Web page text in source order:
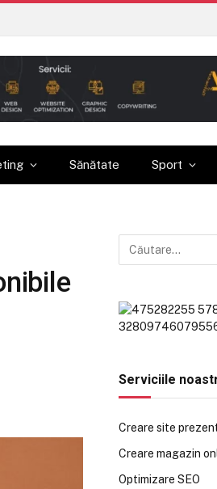
Sănătate Sport
Serviciile
Creare site
Creare magazin
Optimizare SEO